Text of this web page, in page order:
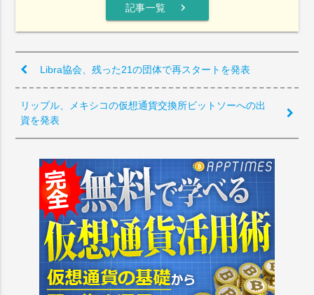
記事一覧 chevron_right
Libra協会、残った21の団体で再スタートを発表
リップル、メキシコの仮想通貨交換所ビットソーへの出
資を発表